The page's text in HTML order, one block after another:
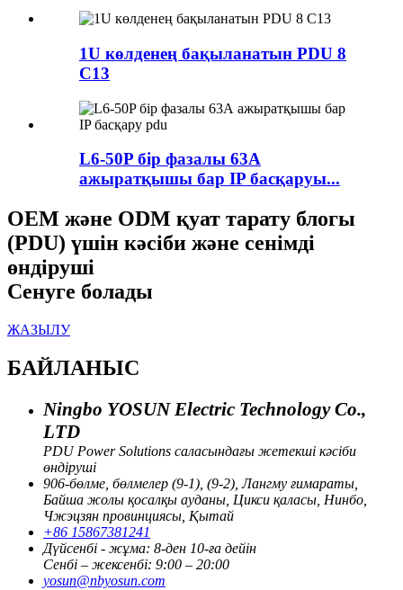
1U көлденең бақыланатын PDU 8
C13
L6-50P бір фазалы 63А
ажыратқышы бар IP басқаруы...
OEM және ODM қуат тарату блогы
(PDU) үшін кәсіби және сенімді
өндіруші
Сенуге болады
ЖАЗЫЛУ
БАЙЛАНЫС
Ningbo YOSUN Electric Technology Co.,
LTD
PDU Power Solutions саласындағы жетекші кәсіби
өндіруші
906-бөлме, бөлмелер (9-1), (9-2), Лангму ғимараты,
Байша жолы қосалқы ауданы, Цикси қаласы, Нинбо,
Чжэцзян провинциясы, Қытай
+86 15867381241
Дүйсенбі - жұма: 8-ден 10-ға дейін
Сенбі – жексенбі: 9:00 – 20:00
yosun@nbyosun.com